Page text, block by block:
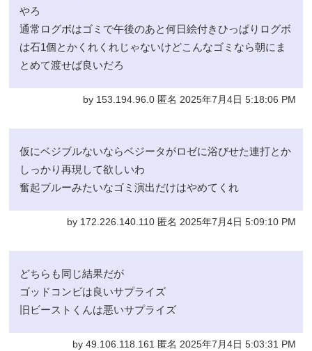
やろ
通常ログボはゴミで午後のあと何日絵付きひっぱりログボ
は石1個とかくれくれじゃないけどこんなゴミなら朝にま
とめて渡せば良いだろ
by 153.194.96.0 匿名 2025年7月4日 5:18:06 PM
仮にベジブルないならベジータがロゼに浴びせた連打とか
しっかり再現して欲しいわ
奮起ブルーみたいなゴミ演出だけはやめてくれ
by 172.226.140.110 匿名 2025年7月4日 5:09:10 PM
どちらも同じ結果だが
ゴッドコンビは良いサプライズ
旧ビーストくんは悪いサプライズ
by 49.106.118.161 匿名 2025年7月4日 5:03:31 PM